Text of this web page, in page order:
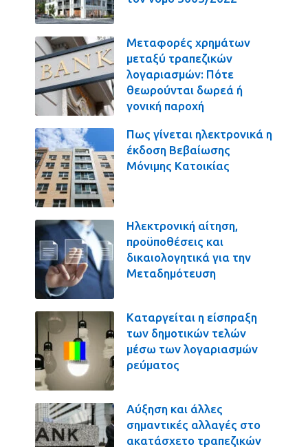
Μεταφορές χρημάτων
μεταξύ τραπεζικών
λογαριασμών: Πότε
θεωρούνται δωρεά ή
γονική παροχή
Πως γίνεται ηλεκτρονικά η
έκδοση Βεβαίωσης
Μόνιμης Κατοικίας
Ηλεκτρονική αίτηση,
προϋποθέσεις και
δικαιολογητικά για την
Μεταδημότευση
Καταργείται η είσπραξη
των δημοτικών τελών
μέσω των λογαριασμών
ρεύματος
Αύξηση και άλλες
σημαντικές αλλαγές στο
ακατάσχετο τραπεζικών